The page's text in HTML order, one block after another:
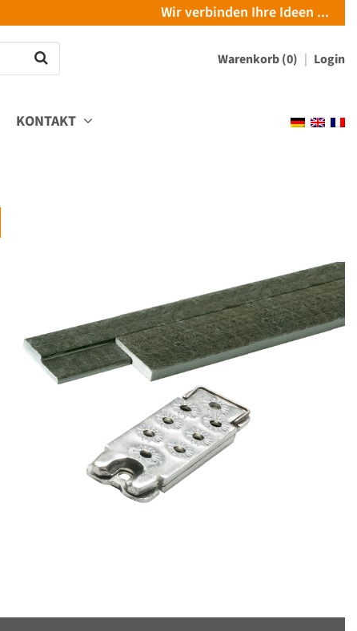
Wir verbinden Ihre Ideen ...
Warenkorb (0) Login
KONTAKT